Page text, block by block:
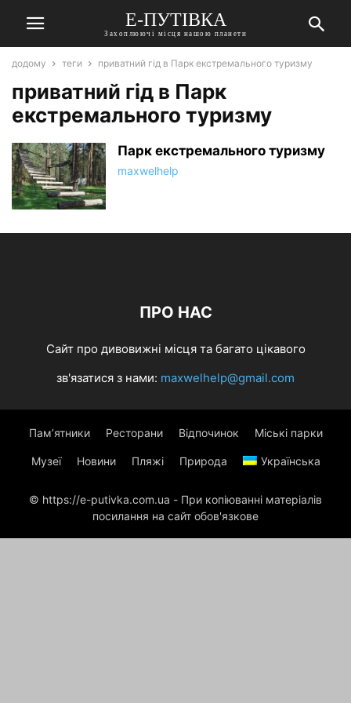
Е-ПУТІВКА
Захоплюючі місця нашою планети
додому теги приватний гід в Парк екстремального туризму
приватний гід в Парк
екстремального туризму
Парк екстремального туризму
maxwelhelp
ПРО НАС
Сайт про дивовижні місця та багато цікавого
зв'язатися з нами: maxwelhelp@gmail.com
Пам’ятники Ресторани Відпочинок Міські парки
Музеї Новини Пляжі Природа Українська
© https://e-putivka.com.ua - При копіюванні матеріалів
посилання на сайт обов'язкове